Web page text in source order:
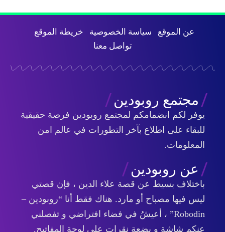
عن الموقع سياسة الخصوصية
خريطة الموقع
تواصل معنا
مجتمع روبودين
يوفر لكم انضمامكم لمجتمع روبودين فرصة حقيقية
للبقاء على اطلاع بآخر التطورات في عالم امن
المعلومات.
عن روبودين
باختلاف بسيط عن قصة علاء الدين ، فإن قصتي
ليس فيها مصباح أو مارد. هناك فقط أنا “روبودين –
Robodin” ، أعيشُ في فضاء افتراضي و تفصلني
عنكم شاشة و بضعة نقرات على لوحة المفاتيح.